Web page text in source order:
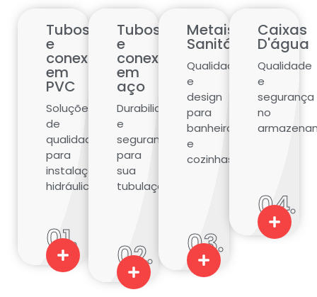
e
conexões
em
PVC
Soluções
de
qualidade
para
instalações
hidráulicas.
01.
Tubos
e
conexões
em
aço
Durabilidade
e
segurança
para
sua
tubulação.
02.
Sanitários
Qualidade
e
design
para
banheiros
e
cozinhas.
03.
D'água
Qualidade
e
segurança
no
04.